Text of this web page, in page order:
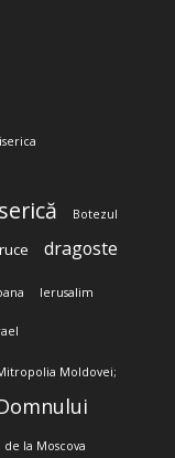
Botezul
dragoste
Ierusalim
Moldovei;
de la Moscova